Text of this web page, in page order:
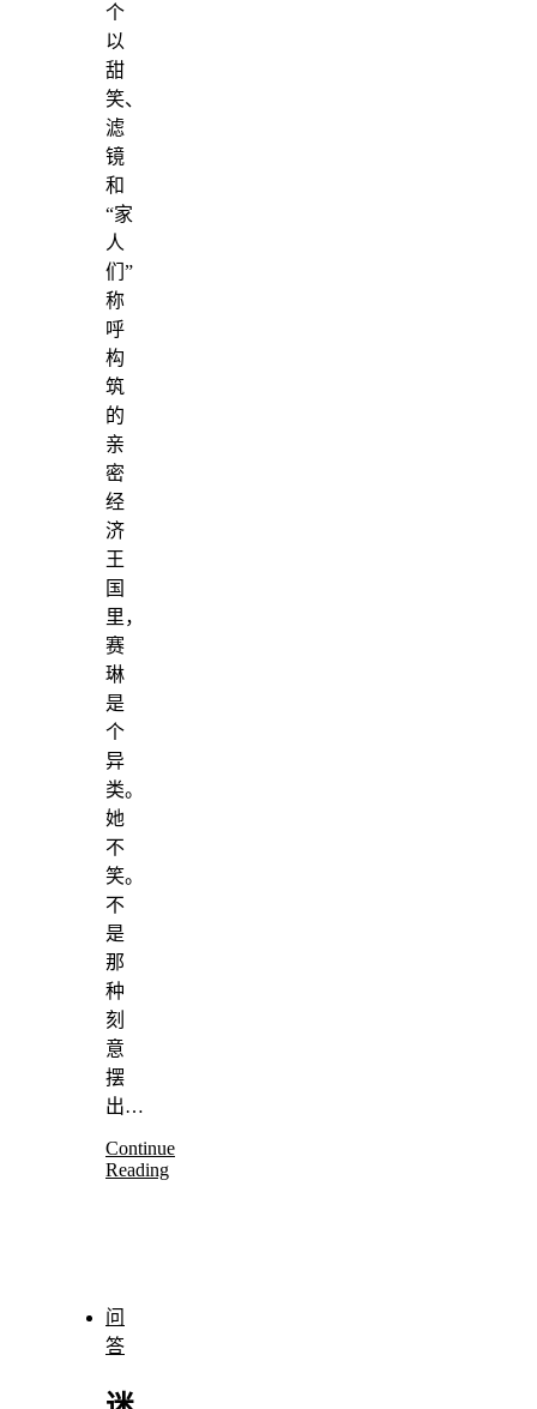
个
以
甜
笑、
滤
镜
和
“家
人
们”
称
呼
构
筑
的
亲
密
经
济
王
国
里，
赛
琳
是
个
异
类。
她
不
笑。
不
是
那
种
刻
意
摆
出…
Continue
Reading
问
答